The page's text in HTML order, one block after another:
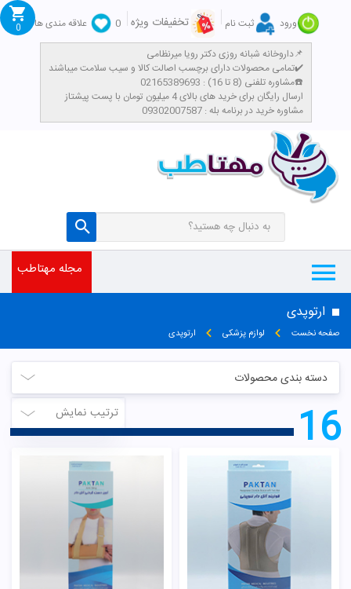
ورود ثبت نام تخفیفات ویژه 0
علاقه مندی ها
داروخانه شبانه روزی دکتر رویا میرنظامی📌
تمامی محصولات دارای برچسب اصالت کالا و سیب سلامت میباشند✔️
مشاوره تلفنی (8 تا 16) : 02165389693☎️
​ارسال رایگان برای خرید های بالای 4 میلیون تومان با پست پیشتاز
مشاوره خرید در برنامه بله : 09302007587
0
مجله مهتاطب
ارتوپدی
صفحه نخست لوازم پزشکی ارتوپدی
دسته بندی محصولات
ترتیب نمایش
16